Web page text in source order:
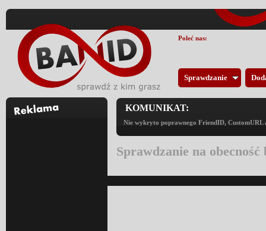
Sprawdzanie
KOMUNIKAT:
Nie wykryto poprawnego FriendID,
Sprawdzanie na
Poleć nas: